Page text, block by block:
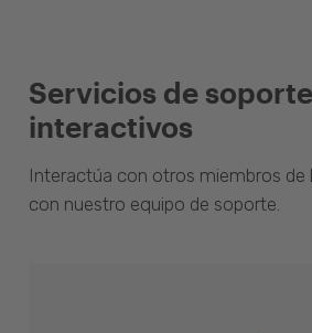
Servicios de soporte
interactivos
Interactúa con otros miembros de
con nuestro equipo de soporte.